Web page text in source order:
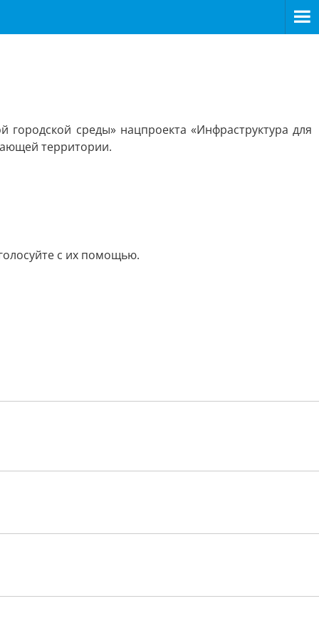
среды» нацпроекта «Инфраструктура для
территории.
с их помощью.